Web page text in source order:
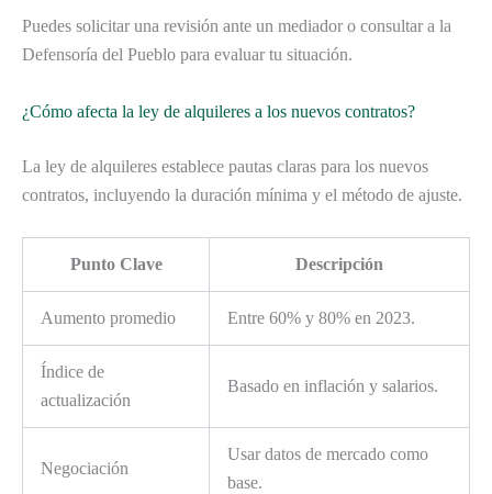
Puedes solicitar una revisión ante un mediador o consultar a la
Defensoría del Pueblo para evaluar tu situación.
¿Cómo afecta la ley de alquileres a los nuevos contratos?
La ley de alquileres establece pautas claras para los nuevos
contratos, incluyendo la duración mínima y el método de ajuste.
Punto Clave Descripción
Aumento promedio Entre 60% y 80% en 2023.
Índice de
actualización
Basado en inflación y salarios.
Negociación
Usar datos de mercado como
base.